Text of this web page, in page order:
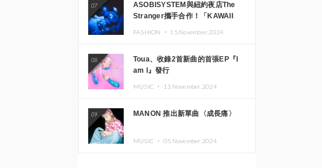
07
ASOBISYSTEM與紐約夜店The
Stranger攜手合作！「KAWAII
FASHION ・ 15.November.2024
08
Toua、收錄2首新曲的首張EP『I
am I』發行
MUSIC ・ 13.November.2024
09 MANON 推出新單曲〈成長痛〉
MUSIC ・ 05.November.2024